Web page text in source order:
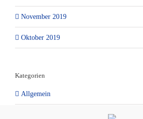
November 2019
Oktober 2019
Kategorien
Allgemein